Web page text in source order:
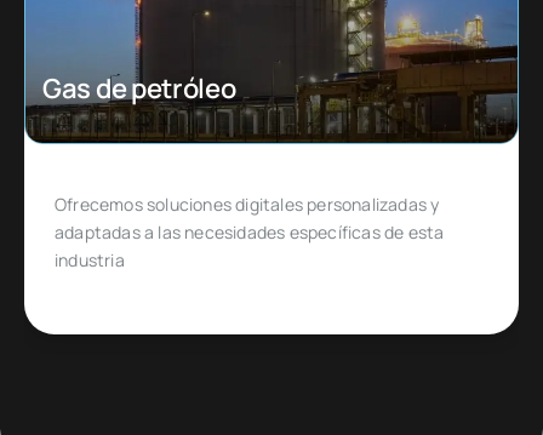
Ecommerce
Diseñado para emprendedores y empresas que
quieren ingresar o expandirse en un mercado de
comercio electrónico muy específico